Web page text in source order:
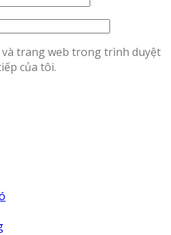
và trang web trong trình duyệt
của tôi.